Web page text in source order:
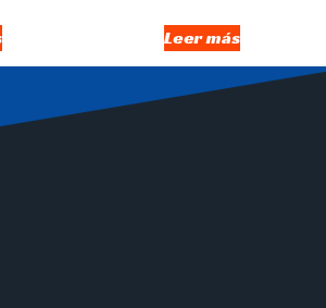
Leer más